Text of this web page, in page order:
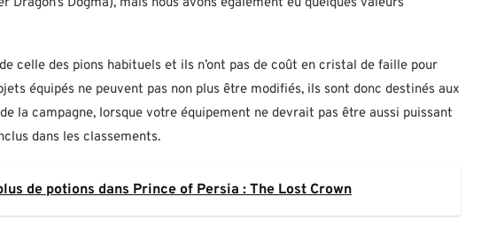
Dogma), mais nous avons également eu quelques valeurs
celle des pions habituels et ils n’ont pas de coût en cristal de faille pour
équipés ne peuvent pas non plus être modifiés, ils sont donc destinés aux
la campagne, lorsque votre équipement ne devrait pas être aussi puissant
dans les classements.
de potions dans Prince of Persia : The Lost Crown